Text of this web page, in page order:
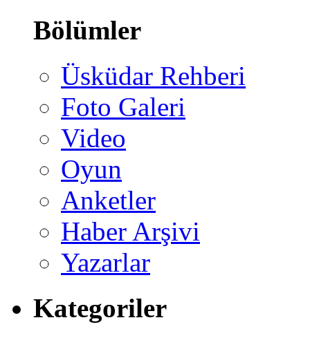
Bölümler
Üsküdar Rehberi
Foto Galeri
Video
Oyun
Anketler
Haber Arşivi
Yazarlar
Kategoriler